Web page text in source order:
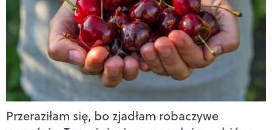
Przeraziłam się, bo zjadłam robaczywe